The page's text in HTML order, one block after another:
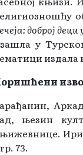
доброј деци
у
издала
њезин
73.